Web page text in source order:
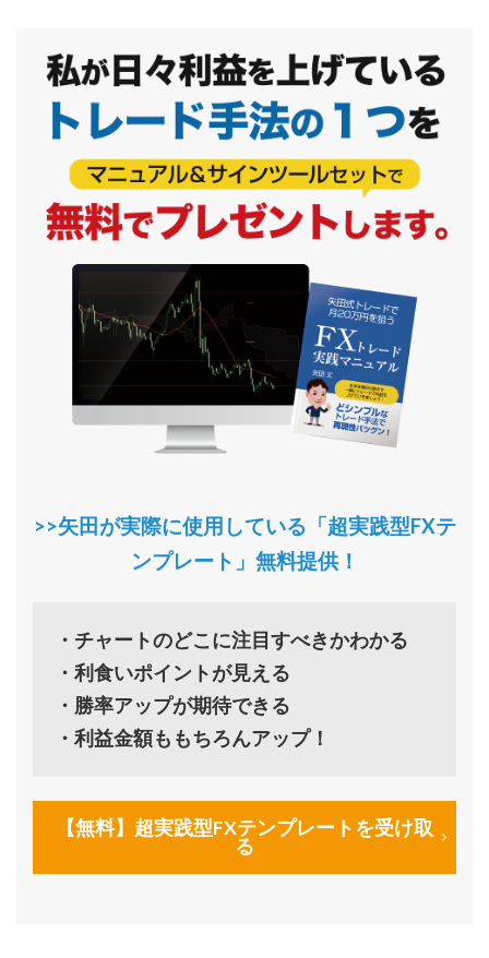
>>矢田が実際に使用している「超実践型FXテ
ンプレート」無料提供！
・チャートのどこに注目すべきかわかる
・利食いポイントが見える
・勝率アップが期待できる
・利益金額ももちろんアップ！
【無料】超実践型FXテンプレートを受け取
る